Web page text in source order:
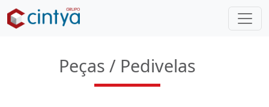
Peças / Pedivelas